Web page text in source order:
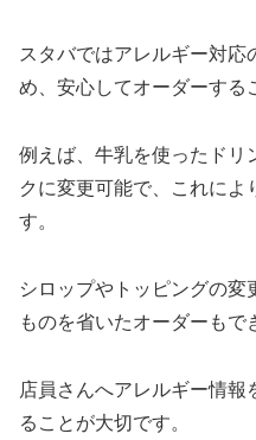
スタバではアレルギー対応
め、安心してオーダーする
例えば、牛乳を使ったドリ
クに変更可能で、これによ
す。
シロップやトッピングの変
ものを省いたオーダーもで
店員さんへアレルギー情報
ることが大切です。